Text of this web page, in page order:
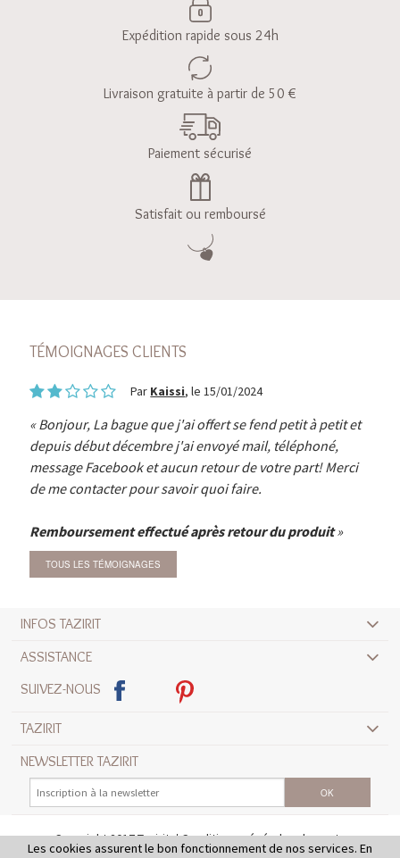
Expédition rapide sous 24h
Livraison gratuite à partir de 50 €
Paiement sécurisé
Satisfait ou remboursé
TÉMOIGNAGES CLIENTS
Par Kaissi, le 15/01/2024
Bonjour, La bague que j'ai offert se fend petit à petit et
depuis début décembre j'ai envoyé mail, téléphoné,
message Facebook et aucun retour de votre part! Merci
de me contacter pour savoir quoi faire.
Remboursement effectué après retour du produit
TOUS LES TÉMOIGNAGES
INFOS TAZIRIT
ASSISTANCE
SUIVEZ-NOUS
TAZIRIT
NEWSLETTER TAZIRIT
Copyright 2017 Tazirit
Conditions générales de vente
Les cookies assurent le bon fonctionnement de nos services. En